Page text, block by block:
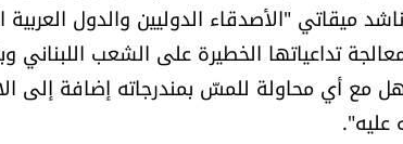
ميقاتي "الأصدقاء الدوليين والدول
تداعياتها الخطيرة على الشعب اللبناني
مع أي محاولة للمسّ بمندرجاته إضافة إلى
عليه".